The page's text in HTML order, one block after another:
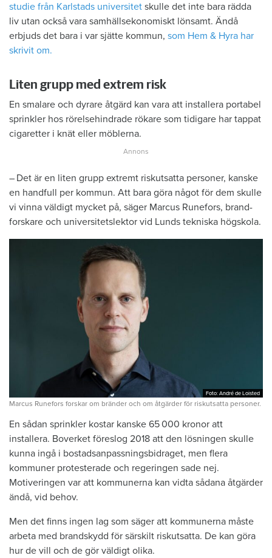
studie från Karlstads universitet skulle det inte bara rädda
liv utan också vara samhällsekonomiskt lönsamt. Ändå
erbjuds det bara i var sjätte kommun, som Hem & Hyra har
skrivit om.
Liten grupp med extrem risk
En smalare och dyrare åtgärd kan vara att installera portabel
sprinkler hos rörelsehindrade rökare som tidigare har tappat
cigaretter i knät eller möblerna.
– Det är en liten grupp extremt ­riskutsatta personer, kanske
en handfull per kommun. Att bara göra något för dem skulle
vi vinna väldigt ­mycket på, säger Marcus Runefors, brand­
forskare och universitetslektor vid Lunds ­tekniska högskola.
Foto: André de Loisted
Foto: André de Loisted
Marcus Runefors forskar om bränder och om åtgärder för riskutsatta personer.
En sådan sprinkler kostar ­kanske 65 000 kronor att
installera. ­Boverket föreslog 2018 att den ­lösningen skulle
kunna ingå i ­bostadsanpassningsbidraget, men flera
kommuner protesterade och regeringen sade nej.
Motiveringen var att kommunerna kan vidta sådana åtgärder
ändå, vid behov.
Men det finns ingen lag som säger att kommunerna måste
arbeta med brandskydd för särskilt riskutsatta. De kan göra
hur de vill och de gör väldigt ­olika.